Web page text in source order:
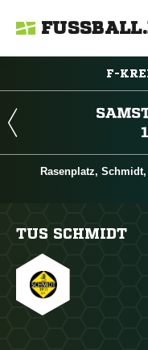
F-
Rasenplatz,
TUS SCHMIDT